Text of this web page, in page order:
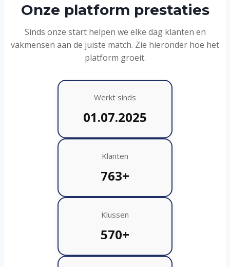
Onze platform prestaties
Sinds onze start helpen we elke dag klanten en
vakmensen aan de juiste match. Zie hieronder hoe het
platform groeit.
Werkt sinds
01.07.2025
Klanten
763+
Klussen
570+